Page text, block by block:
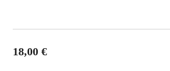
18,00 €